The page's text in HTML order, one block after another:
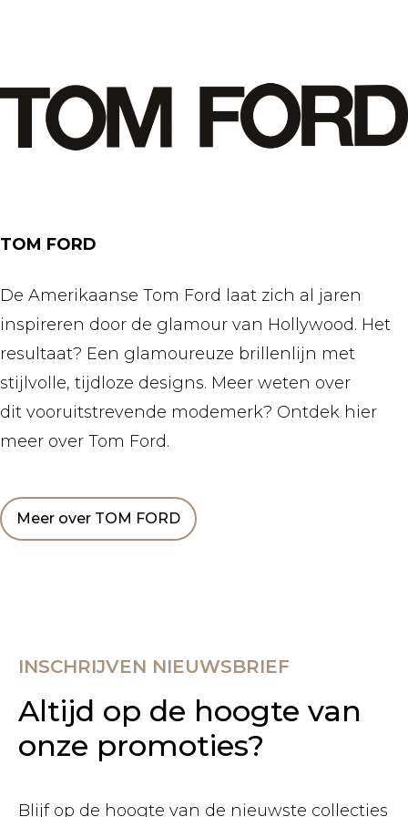
TOM FORD
De Amerikaanse Tom Ford laat zich al jaren
inspireren door de glamour van Hollywood. Het
resultaat? Een glamoureuze brillenlijn met
stijlvolle, tijdloze designs. Meer weten over
dit vooruitstrevende modemerk? Ontdek hier
meer over Tom Ford.
Meer over TOM FORD
INSCHRIJVEN NIEUWSBRIEF
Altijd op de hoogte van
onze promoties?
Blijf op de hoogte van de nieuwste collecties